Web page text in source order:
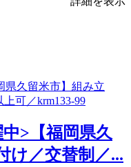
>【福岡県久
け／交替制／...